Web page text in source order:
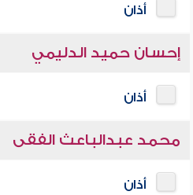
أذان
إحسان حميد الدليمي
أذان
محمد عبدالباعث الفقى
أذان